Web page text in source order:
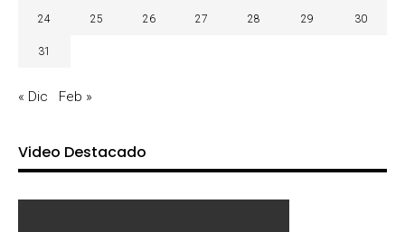
24 25 26 27 28 29 30
31
« Dic Feb »
Video Destacado